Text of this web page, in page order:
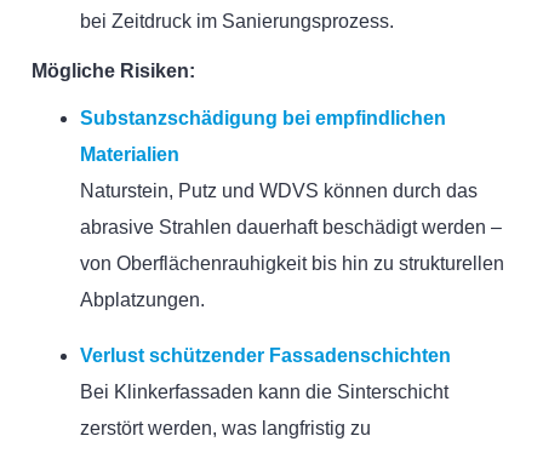
bei Zeitdruck im Sanierungsprozess.
Mögliche Risiken:
Substanzschädigung bei empfindlichen
Materialien
Naturstein, Putz und WDVS können durch das
abrasive Strahlen dauerhaft beschädigt werden –
von Oberflächenrauhigkeit bis hin zu strukturellen
Abplatzungen.
Verlust schützender Fassadenschichten
Bei Klinkerfassaden kann die Sinterschicht
zerstört werden, was langfristig zu